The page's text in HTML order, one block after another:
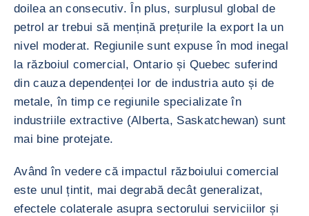
doilea an consecutiv. În plus, surplusul global de
petrol ar trebui să mențină prețurile la export la un
nivel moderat. Regiunile sunt expuse în mod inegal
la războiul comercial, Ontario și Quebec suferind
din cauza dependenței lor de industria auto și de
metale, în timp ce regiunile specializate în
industriile extractive (Alberta, Saskatchewan) sunt
mai bine protejate.
Având în vedere că impactul războiului comercial
este unul țintit, mai degrabă decât generalizat,
efectele colaterale asupra sectorului serviciilor și